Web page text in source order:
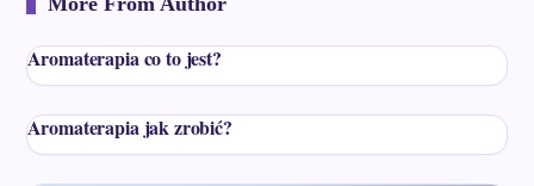
Aromaterapia co to jest?
Aromaterapia jak zrobić?